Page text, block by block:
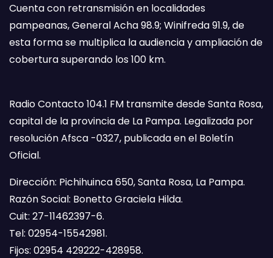
Cuenta con retransmisión en localidades
pampeanas, General Acha 98.9; Winifreda 91.9, de
esta forma se multiplica la audiencia y ampliación de
cobertura superando los 100 km.
Radio Contacto 104.1 FM transmite desde Santa Rosa,
capital de la provincia de La Pampa. Legalizada por
resolución Afsca -0327, publicada en el Boletín
Oficial.
Dirección: Pichihuinca 650, Santa Rosa, La Pampa.
Razón Social: Bonetto Graciela Hilda.
Cuit: 27-11462397-6.
Tel: 02954-15542981.
Fijos: 02954 429222-428958.